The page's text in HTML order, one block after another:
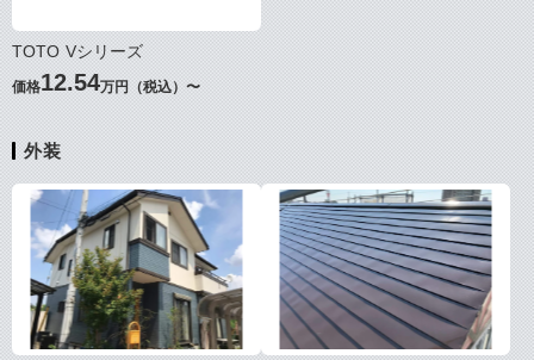
TOTO Vシリーズ
価格12.54万円（税込）〜
外装